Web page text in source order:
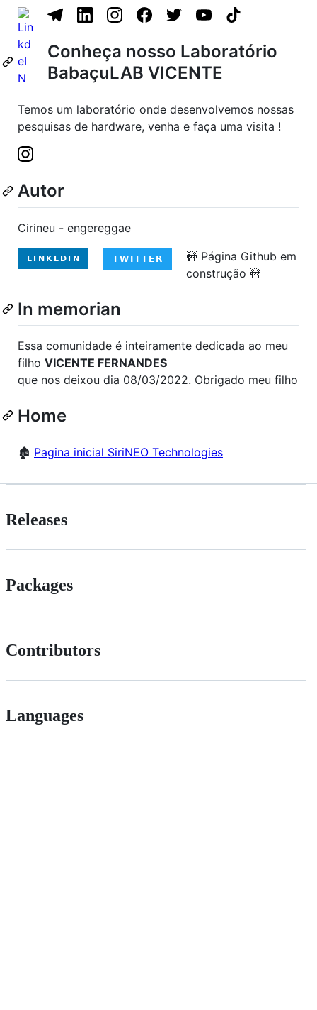
Conheça nosso Laboratório
BabaçuLAB VICENTE
Temos um laboratório onde desenvolvemos nossas
pesquisas de hardware, venha e faça uma visita !
Autor
Cirineu - engereggae
🚧 Página Github em
construção 🚧
In memorian
Essa comunidade é inteiramente dedicada ao meu
filho VICENTE FERNANDES
que nos deixou dia 08/03/2022. Obrigado meu filho
Home
🏚️ Pagina inicial SiriNEO Technologies
Releases
Packages
Contributors
Languages